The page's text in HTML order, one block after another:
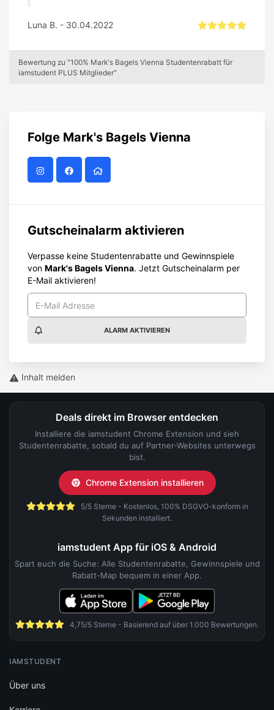
Luna B. - 30.04.2022
Bewertung zu "100% Mark's Bagels Vienna Studentenrabatt für
iamstudent PLUS Mitglieder"
Folge Mark's Bagels Vienna
Gutscheinalarm aktivieren
Verpasse keine Studentenrabatte und Gewinnspiele
von Mark's Bagels Vienna. Jetzt Gutscheinalarm per
E-Mail aktivieren!
ALARM AKTIVIEREN
Inhalt melden
Deals direkt im Browser entdecken
Installiere die iamstudent Chrome Extension und sieh
Studentenrabatte, sobald du auf Partner-Websites unterwegs
bist.
Chrome Extension installieren
5/5 Sterne - Kostenlos, 100% DSGVO-konform in
Sekunden installiert.
iamstudent App für iOS & Android
Spart euch die Suche: Alle Studentenrabatte, Gewinnspiele und
Rabatt-Map bequem in einer App.
4,75/5 Sterne - Basierend auf über 1.000 Bewertungen.
IAMSTUDENT
Über uns